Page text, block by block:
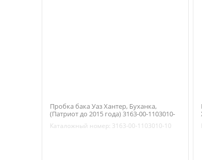
Пробка бака Уаз Хантер, Буханка,
(Патриот до 2015 года) 3163-00-1103010-
10
Каталожный номер: 3163-00-1103010-10